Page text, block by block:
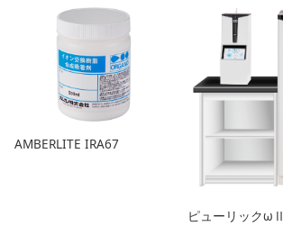
AMBERLITE IRA67
ピューリックωⅡ